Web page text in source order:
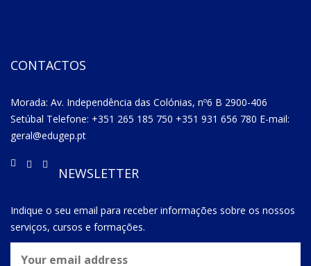
CONTACTOS
Morada: Av. Independência das Colónias, nº6 B 2900-406
Setúbal Telefone: +351 265 185 750 +351 931 656 780 E-mail:
geral@edugep.pt
NEWSLETTER
Indique o seu email para receber informações sobre os nossos
serviços, cursos e formações.